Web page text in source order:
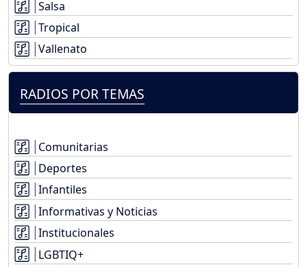
Salsa
Tropical
Vallenato
RADIOS POR TEMAS
Comunitarias
Deportes
Infantiles
Informativas y Noticias
Institucionales
LGBTIQ+